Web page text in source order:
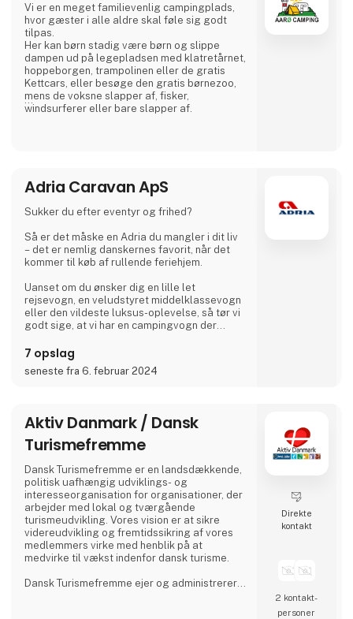
verden: Dit eventyr begynder her.
Hvor går turen h
Vi er en meget familievenlig campingplads,
hvor gæster i alle aldre skal føle sig godt
tilpas.
Her kan børn stadig være børn og slippe
dampen ud på legepladsen med klatretårnet,
hoppeborgen, trampolinen eller de gratis
Kettcars, eller besøge den gratis børnezoo,
mens de voksne slapper af, fisker,
windsurferer eller bare slapper af.
I vores lille café eller i ølhaven, når vejret er
godt, mødes mange gæster og øboere til en
drink med kaffe eller øl.
Vi glæder os til at møde dig
Dirk, Isabell, Tim og Joe Schäfer
Adria Caravan ApS
Sukker du efter eventyr og frihed?
Så er det måske en Adria du mangler i dit liv
– det er nemlig danskernes favorit, når det
kommer til køb af rullende feriehjem.
Uanset om du ønsker dig en lille let
rejsevogn, en veludstyret middelklassevogn
eller den vildeste luksus-oplevelse, så tør vi
godt sige, at vi har en campingvogn der
Hvis du ikke er helt solgt af idéen om
campingvogn, så leverer vi selvfølgelig også
ferien, og aldrig skal gå på kompromis med
noget som helst.
Til Ferie For Alle, kan du igen i år, gå på
opdagelse i en mass
7 opslag
seneste fra 6. februar 2024
Aktiv Danmark / Dansk
Turismefremme
Dansk Turismefremme er en landsdækkende,
politisk uafhængig udviklings- og
interesseorganisation for organisationer, der
arbejder med lokal og tværgående
turismeudvikling. Vores vision er at sikre
videreudvikling og fremtidssikring af vores
medlemmers virke med henblik på at
medvirke til vækst indenfor dansk turisme.
Dansk Turismefremme ejer og administrerer
Direkte
kontakt
2 kontakt­
personer